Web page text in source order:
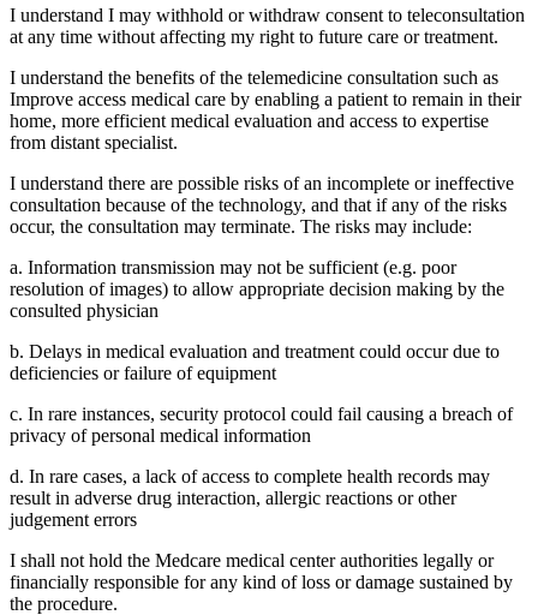
I understand I may withhold or withdraw consent to teleconsultation
at any time without affecting my right to future care or treatment.
I understand the benefits of the telemedicine consultation such as
Improve access medical care by enabling a patient to remain in their
home, more efficient medical evaluation and access to expertise
from distant specialist.
I understand there are possible risks of an incomplete or ineffective
consultation because of the technology, and that if any of the risks
occur, the consultation may terminate. The risks may include:
a. Information transmission may not be sufficient (e.g. poor
resolution of images) to allow appropriate decision making by the
consulted physician
b. Delays in medical evaluation and treatment could occur due to
deficiencies or failure of equipment
c. In rare instances, security protocol could fail causing a breach of
privacy of personal medical information
d. In rare cases, a lack of access to complete health records may
result in adverse drug interaction, allergic reactions or other
judgement errors
I shall not hold the Medcare medical center authorities legally or
financially responsible for any kind of loss or damage sustained by
the procedure.